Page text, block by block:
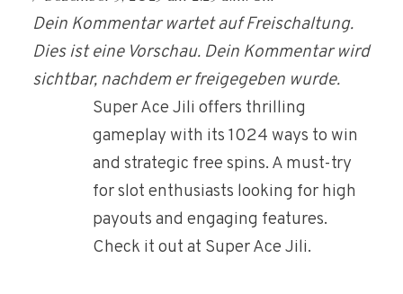
Dein Kommentar wartet auf Freischaltung.
Dies ist eine Vorschau. Dein Kommentar wird
sichtbar, nachdem er freigegeben wurde.
Super Ace Jili offers thrilling
gameplay with its 1024 ways to win
and strategic free spins. A must-try
for slot enthusiasts looking for high
payouts and engaging features.
Check it out at Super Ace Jili.